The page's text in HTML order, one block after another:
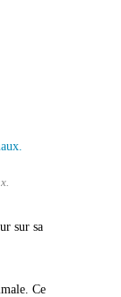
sur sa
Ce